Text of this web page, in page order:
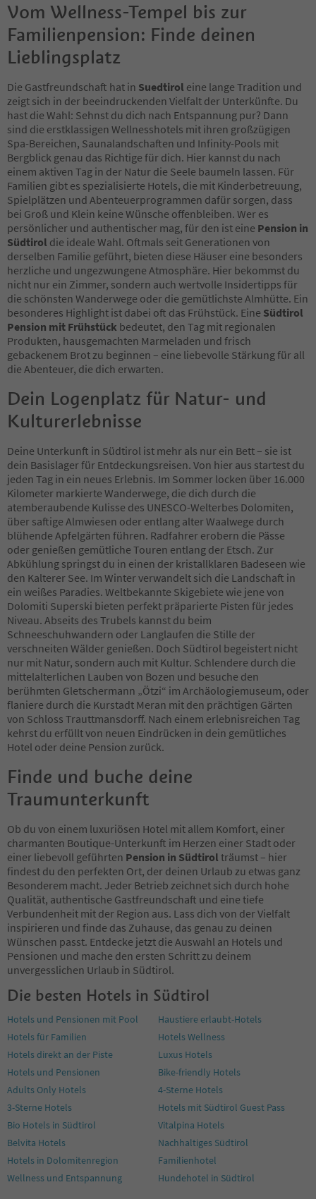
30
31
32
33
34
35
36
37
38
39
40
41
42
43
44
45
46
47
48
49
50
51
52
53
54
55
56
57
58
59
60
61
62
63
64
65
66
67
68
69
70
71
72
73
74
75
76
77
78
79
80
81
82
84
85
86
88
89
90
91
92
93
94
95
96
97
98
100
102
103
104
105
107
108
109
110
112
113
Vom Wellness-Tempel bis zur
Familienpension: Finde deinen
Lieblingsplatz
Die Gastfreundschaft hat in Suedtirol eine lange Tradition und
zeigt sich in der beeindruckenden Vielfalt der Unterkünfte. Du
hast die Wahl: Sehnst du dich nach Entspannung pur? Dann
sind die erstklassigen Wellnesshotels mit ihren großzügigen
Spa-Bereichen, Saunalandschaften und Infinity-Pools mit
Bergblick genau das Richtige für dich. Hier kannst du nach
einem aktiven Tag in der Natur die Seele baumeln lassen. Für
Familien gibt es spezialisierte Hotels, die mit Kinderbetreuung,
Spielplätzen und Abenteuerprogrammen dafür sorgen, dass
bei Groß und Klein keine Wünsche offenbleiben. Wer es
persönlicher und authentischer mag, für den ist eine Pension in
Südtirol die ideale Wahl. Oftmals seit Generationen von
derselben Familie geführt, bieten diese Häuser eine besonders
herzliche und ungezwungene Atmosphäre. Hier bekommst du
nicht nur ein Zimmer, sondern auch wertvolle Insidertipps für
die schönsten Wanderwege oder die gemütlichste Almhütte. Ein
besonderes Highlight ist dabei oft das Frühstück. Eine Südtirol
Pension mit Frühstück bedeutet, den Tag mit regionalen
Produkten, hausgemachten Marmeladen und frisch
gebackenem Brot zu beginnen – eine liebevolle Stärkung für all
die Abenteuer, die dich erwarten.
Dein Logenplatz für Natur- und
Kulturerlebnisse
Deine Unterkunft in Südtirol ist mehr als nur ein Bett – sie ist
dein Basislager für Entdeckungsreisen. Von hier aus startest du
jeden Tag in ein neues Erlebnis. Im Sommer locken über 16.000
Kilometer markierte Wanderwege, die dich durch die
atemberaubende Kulisse des UNESCO-Welterbes Dolomiten,
über saftige Almwiesen oder entlang alter Waalwege durch
blühende Apfelgärten führen. Radfahrer erobern die Pässe
oder genießen gemütliche Touren entlang der Etsch. Zur
Abkühlung springst du in einen der kristallklaren Badeseen wie
den Kalterer See. Im Winter verwandelt sich die Landschaft in
ein weißes Paradies. Weltbekannte Skigebiete wie jene von
Dolomiti Superski bieten perfekt präparierte Pisten für jedes
Niveau. Abseits des Trubels kannst du beim
Schneeschuhwandern oder Langlaufen die Stille der
verschneiten Wälder genießen. Doch Südtirol begeistert nicht
nur mit Natur, sondern auch mit Kultur. Schlendere durch die
mittelalterlichen Lauben von Bozen und besuche den
berühmten Gletschermann „Ötzi“ im Archäologiemuseum, oder
flaniere durch die Kurstadt Meran mit den prächtigen Gärten
von Schloss Trauttmansdorff. Nach einem erlebnisreichen Tag
kehrst du erfüllt von neuen Eindrücken in dein gemütliches
Hotel oder deine Pension zurück.
Finde und buche deine
Traumunterkunft
Ob du von einem luxuriösen Hotel mit allem Komfort, einer
charmanten Boutique-Unterkunft im Herzen einer Stadt oder
einer liebevoll geführten Pension in Südtirol träumst – hier
findest du den perfekten Ort, der deinen Urlaub zu etwas ganz
Besonderem macht. Jeder Betrieb zeichnet sich durch hohe
Qualität, authentische Gastfreundschaft und eine tiefe
Verbundenheit mit der Region aus. Lass dich von der Vielfalt
inspirieren und finde das Zuhause, das genau zu deinen
Wünschen passt. Entdecke jetzt die Auswahl an Hotels und
Pensionen und mache den ersten Schritt zu deinem
unvergesslichen Urlaub in Südtirol.
Die besten Hotels in Südtirol
Hotels und Pensionen mit Pool
Haustiere erlaubt-Hotels
Hotels für Familien
Hotels Wellness
Hotels direkt an der Piste
Luxus Hotels
Hotels und Pensionen
Bike-friendly Hotels
Adults Only Hotels
4-Sterne Hotels
3-Sterne Hotels
Hotels mit Südtirol Guest Pass
Bio Hotels in Südtirol
Vitalpina Hotels
Belvita Hotels
Nachhaltiges Südtirol
Hotels in Dolomitenregion
Familienhotel
Wellness und Entspannung
Hundehotel in Südtirol